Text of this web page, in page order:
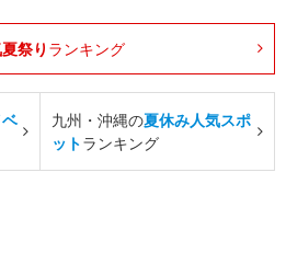
祭り ランキング
九州・沖縄の夏休み人気スポ
ットランキング